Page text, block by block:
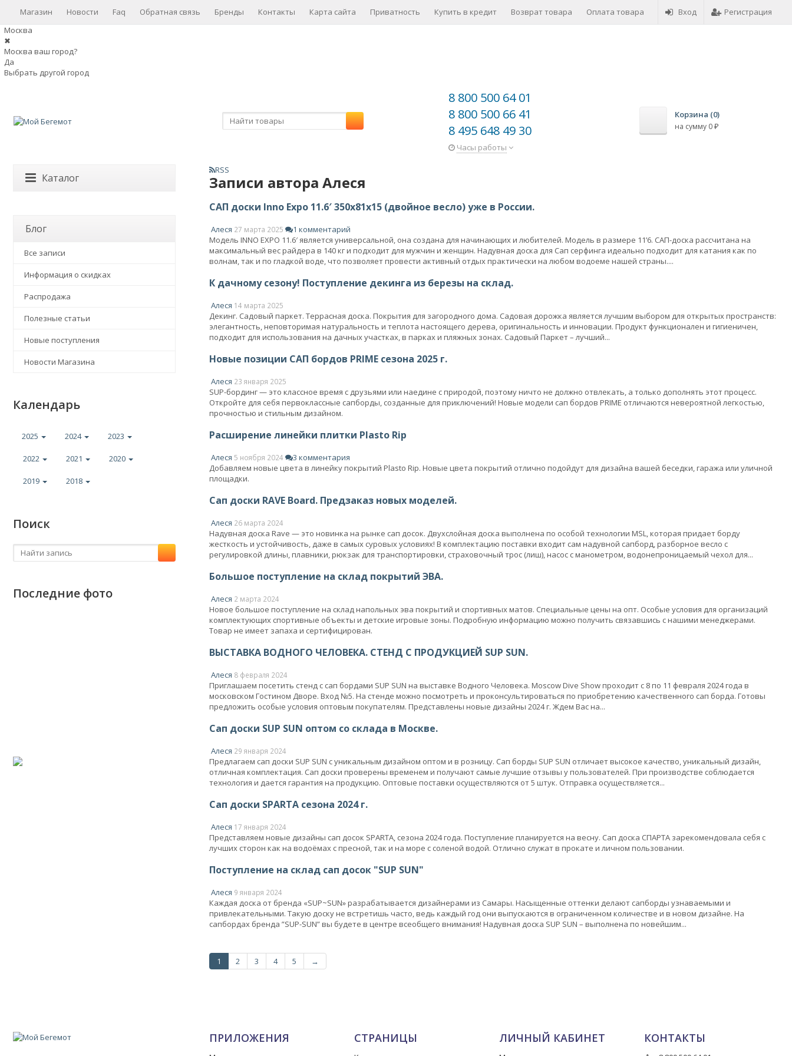
Вход Регистрация
Магазин Новости Faq Обратная связь Бренды Контакты Карта сайта Приватность Купить в кредит Возврат товара
Оплата товара
Москва
✖
Москва ваш город?
Да
Выбрать другой город
8 800 500 64 01
8 800 500 66 41
8 495 648 49 30
Часы работы
Корзина (0)
на сумму 0 ₽
RSS
Записи автора Алеся
САП доски Inno Expo 11.6′ 350x81x15 (двойное весло) уже в России.
Алеся 27 марта 2025
1 комментарий
Модель INNO EXPO 11.6′ является универсальной, она создана для начинающих и любителей. Модель в размере 11’6. САП-доска рассчитана на
максимальный вес райдера в 140 кг и подходит для мужчин и женщин. Надувная доска для Сап серфинга идеально подходит для катания как по
волнам, так и по гладкой воде, что позволяет провести активный отдых практически на любом водоеме нашей страны....
К дачному сезону! Поступление декинга из березы на склад.
Алеся 14 марта 2025
Декинг. Садовый паркет. Террасная доска. Покрытия для загородного дома. Садовая дорожка является лучшим выбором для открытых пространств:
элегантность, неповторимая натуральность и теплота настоящего дерева, оригинальность и инновации. Продукт функционален и гигиеничен,
подходит для использования на дачных участках, в парках и пляжных зонах. Садовый Паркет – лучший...
Новые позиции САП бордов PRIME сезона 2025 г.
Алеся 23 января 2025
SUP-бординг — это классное время с друзьями или наедине с природой, поэтому ничто не должно отвлекать, а только дополнять этот процеcc.
Откройте для себя первоклассные сапборды, созданные для приключений! Новые модели сап бордов PRIME отличаются невероятной легкостью,
прочностью и стильным дизайном.
Расширение линейки плитки Plasto Rip
Алеся 5 ноября 2024
3 комментария
Добавляем новые цвета в линейку покрытий Plasto Rip. Новые цвета покрытий отлично подойдут для дизайна вашей беседки, гаража или уличной
площадки.
Сап доски RAVE Board. Предзаказ новых моделей.
Алеся 26 марта 2024
Надувная доска Rave — это новинка на рынке сап досок. Двухслойная доска выполнена по особой технологии MSL, которая придает борду
жесткость и устойчивость, даже в самых суровых условиях! В комплектацию поставки входит сам надувной сапборд, разборное весло с
регулировкой длины, плавники, рюкзак для транспортировки, страховочный трос (лиш), насос с манометром, водонепроницаемый чехол для...
Большое поступление на склад покрытий ЭВА.
Алеся 2 марта 2024
Новое большое поступление на склад напольных эва покрытий и спортивных матов. Специальные цены на опт. Особые условия для организаций
комплектующих спортивные объекты и детские игровые зоны. Подробную информацию можно получить связавшись с нашими менеджерами.
Товар не имеет запаха и сертифицирован.
ВЫСТАВКА ВОДНОГО ЧЕЛОВЕКА. СТЕНД С ПРОДУКЦИЕЙ SUP SUN.
Алеся 8 февраля 2024
Приглашаем посетить стенд с сап бордами SUP SUN на выставке Водного Человека. Moscow Dive Show проходит с 8 по 11 февраля 2024 года в
московском Гостином Дворе. Вход №5. На стенде можно посмотреть и проконсультироваться по приобретению качественного сап борда. Готовы
предложить особые условия оптовым покупателям. Представлены новые дизайны 2024 г. Ждем Вас на...
Сап доски SUP SUN оптом со склада в Москве.
Алеся 29 января 2024
Предлагаем сап доски SUP SUN с уникальным дизайном оптом и в розницу. Сап борды SUP SUN отличает высокое качество, уникальный дизайн,
отличная комплектация. Сап доски проверены временем и получают самые лучшие отзывы у пользователей. При производстве соблюдается
технология и дается гарантия на продукцию. Оптовые поставки осуществляются от 5 штук. Отправка осуществляется...
Сап доски SPARTA сезона 2024 г.
Алеся 17 января 2024
Представляем новые дизайны сап досок SPARTA, сезона 2024 года. Поступление планируется на весну. Сап доска СПАРТА зарекомендовала себя с
лучших сторон как на водоёмах с пресной, так и на море с соленой водой. Отлично служат в прокате и личном пользовании.
Поступление на склад сап досок "SUP SUN"
Алеся 9 января 2024
Каждая доска от бренда «SUP~SUN» разрабатывается дизайнерами из Самары. Насыщенные оттенки делают сапборды узнаваемыми и
привлекательными. Такую доску не встретишь часто, ведь каждый год они выпускаются в ограниченном количестве и в новом дизайне. На
сапбордах бренда ”SUP-SUN” вы будете в центре всеобщего внимания! Надувная доска SUP SUN – выполнена по новейшим...
1 2 3 4 5 →
Каталог
Блог
Все записи
Информация о скидках
Распродажа
Полезные статьи
Новые поступления
Новости Магазина
Календарь
2025 2024 2023
2022 2021 2020
2019 2018
Поиск
Последние фото
ПРИЛОЖЕНИЯ СТРАНИЦЫ ЛИЧНЫЙ КАБИНЕТ КОНТАКТЫ